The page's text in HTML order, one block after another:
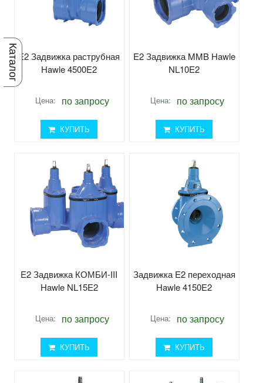
Каталог E2 Задвижка раструбная
Hawle 4500E2
Цена: по запросу
КУПИТЬ
E2 Задвижка MMB Hawle
NL10E2
Цена: по запросу
КУПИТЬ
E2 Задвижка КОМБИ-III
Hawle NL15E2
Цена: по запросу
КУПИТЬ
Задвижка E2 переходная
Hawle 4150E2
Цена: по запросу
КУПИТЬ